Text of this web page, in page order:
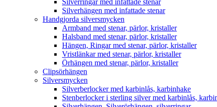
Silverringar med infattade stenar
Silverhängen med infattade stenar
Handgjorda silversmycken
Armband med stenar, pärlor, kristaller
Halsband med stenar, pärlor, kristaller
Hängen, Ringar med stenar, pärlor, kristaller
Vristlänkar med stenar, pärlor, kristaller
Örhängen med stenar, pärlor, kristaller
Clipsörhängen
Silversmycken
Silverberlocker med karbinlås, karbinhake
Stenberlocker i sterling silver med karbinlås,